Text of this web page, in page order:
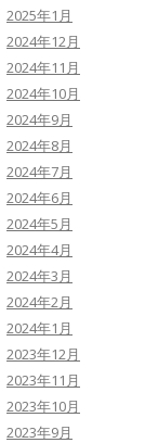
2025年1月
2024年12月
2024年11月
2024年10月
2024年9月
2024年8月
2024年7月
2024年6月
2024年5月
2024年4月
2024年3月
2024年2月
2024年1月
2023年12月
2023年11月
2023年10月
2023年9月